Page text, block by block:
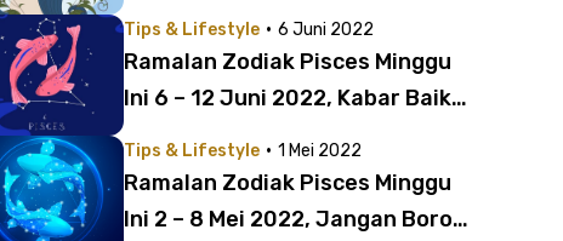
Tips & Lifestyle · 6 Juni 2022
Ramalan Zodiak Pisces Minggu
Ini 6 – 12 Juni 2022, Kabar Baik
Tips & Lifestyle · 1 Mei 2022
Ramalan Zodiak Pisces Minggu
Ini 2 – 8 Mei 2022, Jangan Boros